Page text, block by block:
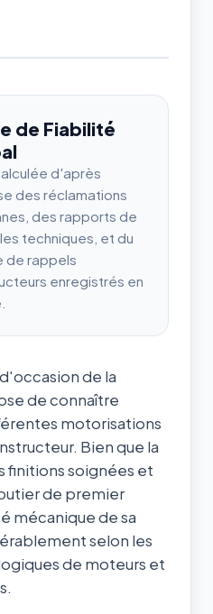
de Fiabilité
d'après
des réclamations
des rapports de
techniques, et du
de rappels
enregistrés en
de la
de connaître
motorisations
Bien que la
finitions soignées et
de premier
mécanique de sa
selon les
de moteurs et